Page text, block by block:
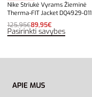
Nike Striukė Vyrams Žieminė
Therma-FIT Jacket DQ4929-011
125,95€89,95€
Pasirinkti savybes
APIE MUS